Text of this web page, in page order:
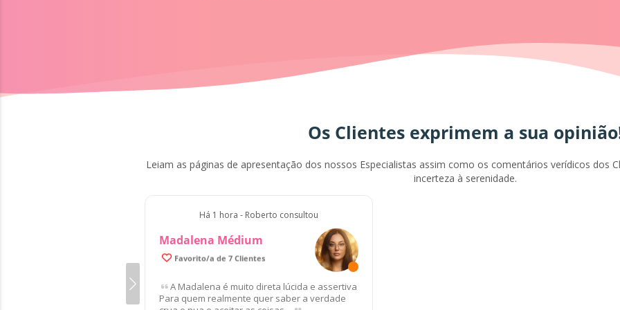
Os Clientes exprimem a sua
Leiam as páginas de apresentação dos nossos Especialistas assim como os comentários verídicos dos
incerteza à serenidade.
Há 1 hora - Roberto consultou
Madalena Médium
Favorito/a de 7 Clientes
A Madalena é muito direta lúcida e assertiva
Para quem realmente quer saber a verdade